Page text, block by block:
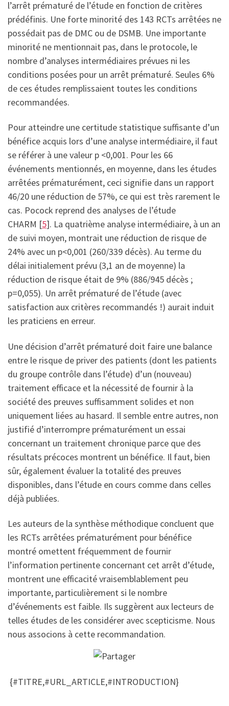
l’arrêt prématuré de l’étude en fonction de critères
prédéfinis. Une forte minorité des 143 RCTs arrêtées ne
possédait pas de DMC ou de DSMB. Une importante
minorité ne mentionnait pas, dans le protocole, le
nombre d’analyses intermédiaires prévues ni les
conditions posées pour un arrêt prématuré. Seules 6%
de ces études remplissaient toutes les conditions
recommandées.
Pour atteindre une certitude statistique suffisante d’un
bénéfice acquis lors d’une analyse intermédiaire, il faut
se référer à une valeur p <0,001. Pour les 66
événements mentionnés, en moyenne, dans les études
arrêtées prématurément, ceci signifie dans un rapport
46/20 une réduction de 57%, ce qui est très rarement le
cas. Pocock reprend des analyses de l’étude
CHARM [5]. La quatrième analyse intermédiaire, à un an
de suivi moyen, montrait une réduction de risque de
24% avec un p<0,001 (260/339 décès). Au terme du
délai initialement prévu (3,1 an de moyenne) la
réduction de risque était de 9% (886/945 décès ;
p=0,055). Un arrêt prématuré de l’étude (avec
satisfaction aux critères recommandés !) aurait induit
les praticiens en erreur.
Une décision d’arrêt prématuré doit faire une balance
entre le risque de priver des patients (dont les patients
du groupe contrôle dans l’étude) d’un (nouveau)
traitement efficace et la nécessité de fournir à la
société des preuves suffisamment solides et non
uniquement liées au hasard. Il semble entre autres, non
justifié d’interrompre prématurément un essai
concernant un traitement chronique parce que des
résultats précoces montrent un bénéfice. Il faut, bien
sûr, également évaluer la totalité des preuves
disponibles, dans l’étude en cours comme dans celles
déjà publiées.
Les auteurs de la synthèse méthodique concluent que
les RCTs arrêtées prématurément pour bénéfice
montré omettent fréquemment de fournir
l’information pertinente concernant cet arrêt d’étude,
montrent une efficacité vraisemblablement peu
importante, particulièrement si le nombre
d’événements est faible. Ils suggèrent aux lecteurs de
telles études de les considérer avec scepticisme. Nous
nous associons à cette recommandation.
{#TITRE,#URL_ARTICLE,#INTRODUCTION}